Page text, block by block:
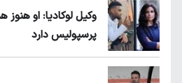
وکیل لوکادیا: او
پرسپولیس دارد